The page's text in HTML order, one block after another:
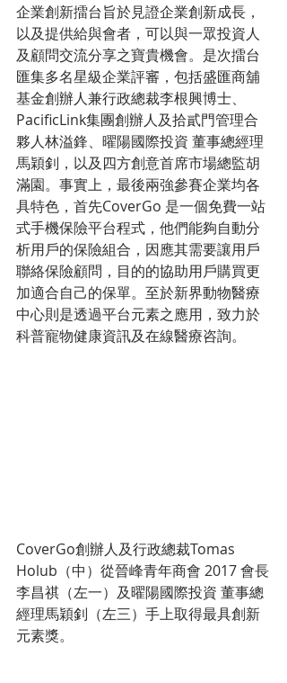
企業創新擂台旨於見證企業創新成長，
以及提供給與會者，可以與一眾投資人
及顧問交流分享之寶貴機會。是次擂台
匯集多名星級企業評審，包括盛匯商舖
基金創辦人兼行政總裁李根興博士、
PacificLink集團創辦人及拾貳門管理合
夥人林溢鋒、曜陽國際投資 董事總經理
馬穎釗，以及四方創意首席市場總監胡
滿園。事實上，最後兩強參賽企業均各
具特色，首先CoverGo 是一個免費一站
式手機保險平台程式，他們能夠自動分
析用戶的保險組合，因應其需要讓用戶
聯絡保險顧問，目的的協助用戶購買更
加適合自己的保單。至於新界動物醫療
中心則是透過平台元素之應用，致力於
科普寵物健康資訊及在線醫療咨詢。
CoverGo創辦人及行政總裁Tomas
Holub（中）從晉峰青年商會 2017 會長
李昌祺（左一）及曜陽國際投資 董事總
經理馬穎釗（左三）手上取得最具創新
元素獎。